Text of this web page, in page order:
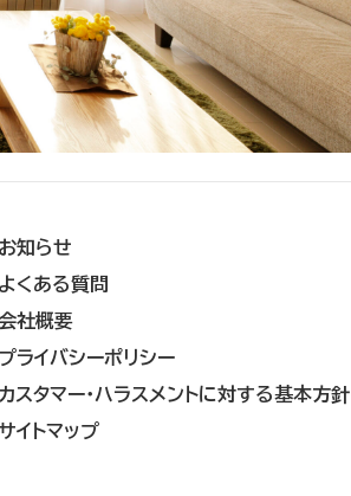
お知らせ
よくある質問
社概要
プライバシーポリシー
カスタマー・ハラスメントに対する基本方針
イトマップ